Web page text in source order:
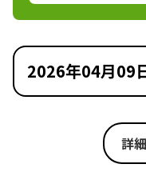
2026年04月09
詳